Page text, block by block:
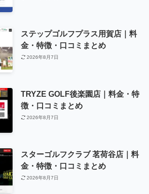
ステップゴルフプラス用賀店｜料
金・特徴・口コミまとめ
2026年8月7日
TRYZE GOLF後楽園店｜料金・特
徴・口コミまとめ
2026年8月7日
スターゴルフクラブ 茗荷谷店｜料
金・特徴・口コミまとめ
2026年8月7日